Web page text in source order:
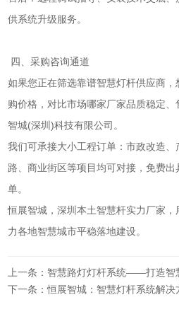
供系统升级服务。
四、采购咨询通道
如果您正在筛选靠谱智慧灯杆供应商
购价格，对比市场哪家厂家品质稳定
智城(深圳)科技有限公司。
我们可承接大小工程订单：市政改造
路、商业街区等项目均可对接，免费
单。
恒展智城，深圳本土智慧杆实力厂家
力各地智慧城市平稳落地建设。
上一条：智慧路灯灯杆系统——打造智
下一条：恒展智城：智慧灯杆系统解